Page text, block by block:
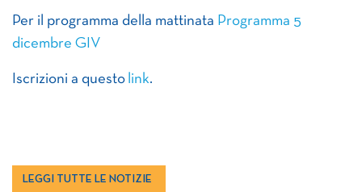
Per il programma della mattinata Programma 5
dicembre GIV
Iscrizioni a questo link.
LEGGI TUTTE LE NOTIZIE